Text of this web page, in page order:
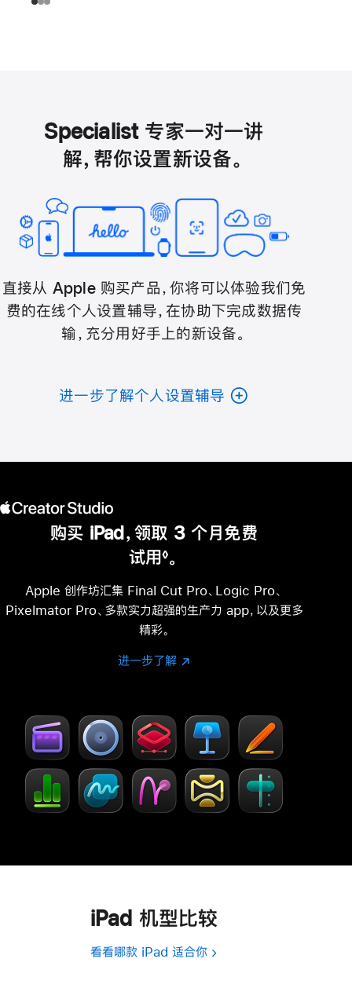
Specialist 专家一对一讲
解，帮你设置新设备。
直接从 Apple 购买产品，你将可以体验我们免
费的在线个人设置辅导，在协助下完成数据传
输，充分用好手上的新设备。
进一步了解个人设置辅导
购买 iPad，领取 3 个月免费
试用
注
◊。
Apple 创作坊汇集 Final Cut Pro、Logic Pro、
Pixelmator Pro、多款实力超强的生产力 app，以及更多
精彩。
进一步了解 进
了
Creator Studio
(在
口
打
开)
iPad 机型比较
看看哪款 iPad 适合你